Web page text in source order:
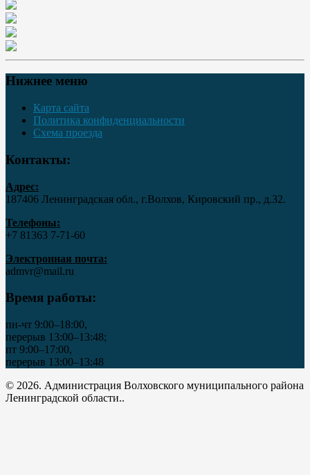
Нижнее меню
Карта сайта
Политика конфиденциальности
Схема проезда
Контакты:
Адрес:
187406 Ленинградская обл., г.Волхов, Кировский пр., д.32.
Телефоны:
+7 81363 7‑71-60
Электронная почта:
admvr@mail.ru
Время работы:
пн-чт 9:00–18:00,
перерыв 13:00–13:48;
пт 9:00–17:00,
перерыв 13:00–13:48
© 2026. Администрация Волховского муниципального района
Ленинградской области..